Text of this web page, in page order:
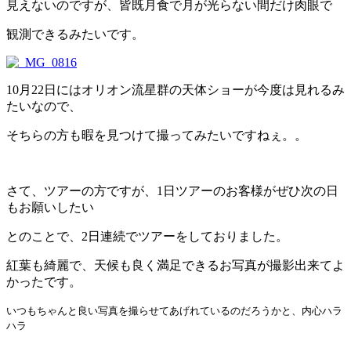
見えないのですが、皆既月食で月が光らない間だけ肉眼で
観測できるみたいです。
10月22日にはオリオン流星群の天体ショーが今度は見れるみ
たいなので、
そちらの方も暇を見つけて撮ってみたいですねぇ。。
さて、ツアーの方ですが、1日ツアーのお客様がぜひ次の日
もお願いしたい
とのことで、2日連続でツアーをしておりました。
紅葉も綺麗で、天候も良く満足できるお写真が撮影出来てよ
かったです。
いつもちゃんと良い写真を撮らせてあげれているのだろうかと、内心ハラ
ハラ